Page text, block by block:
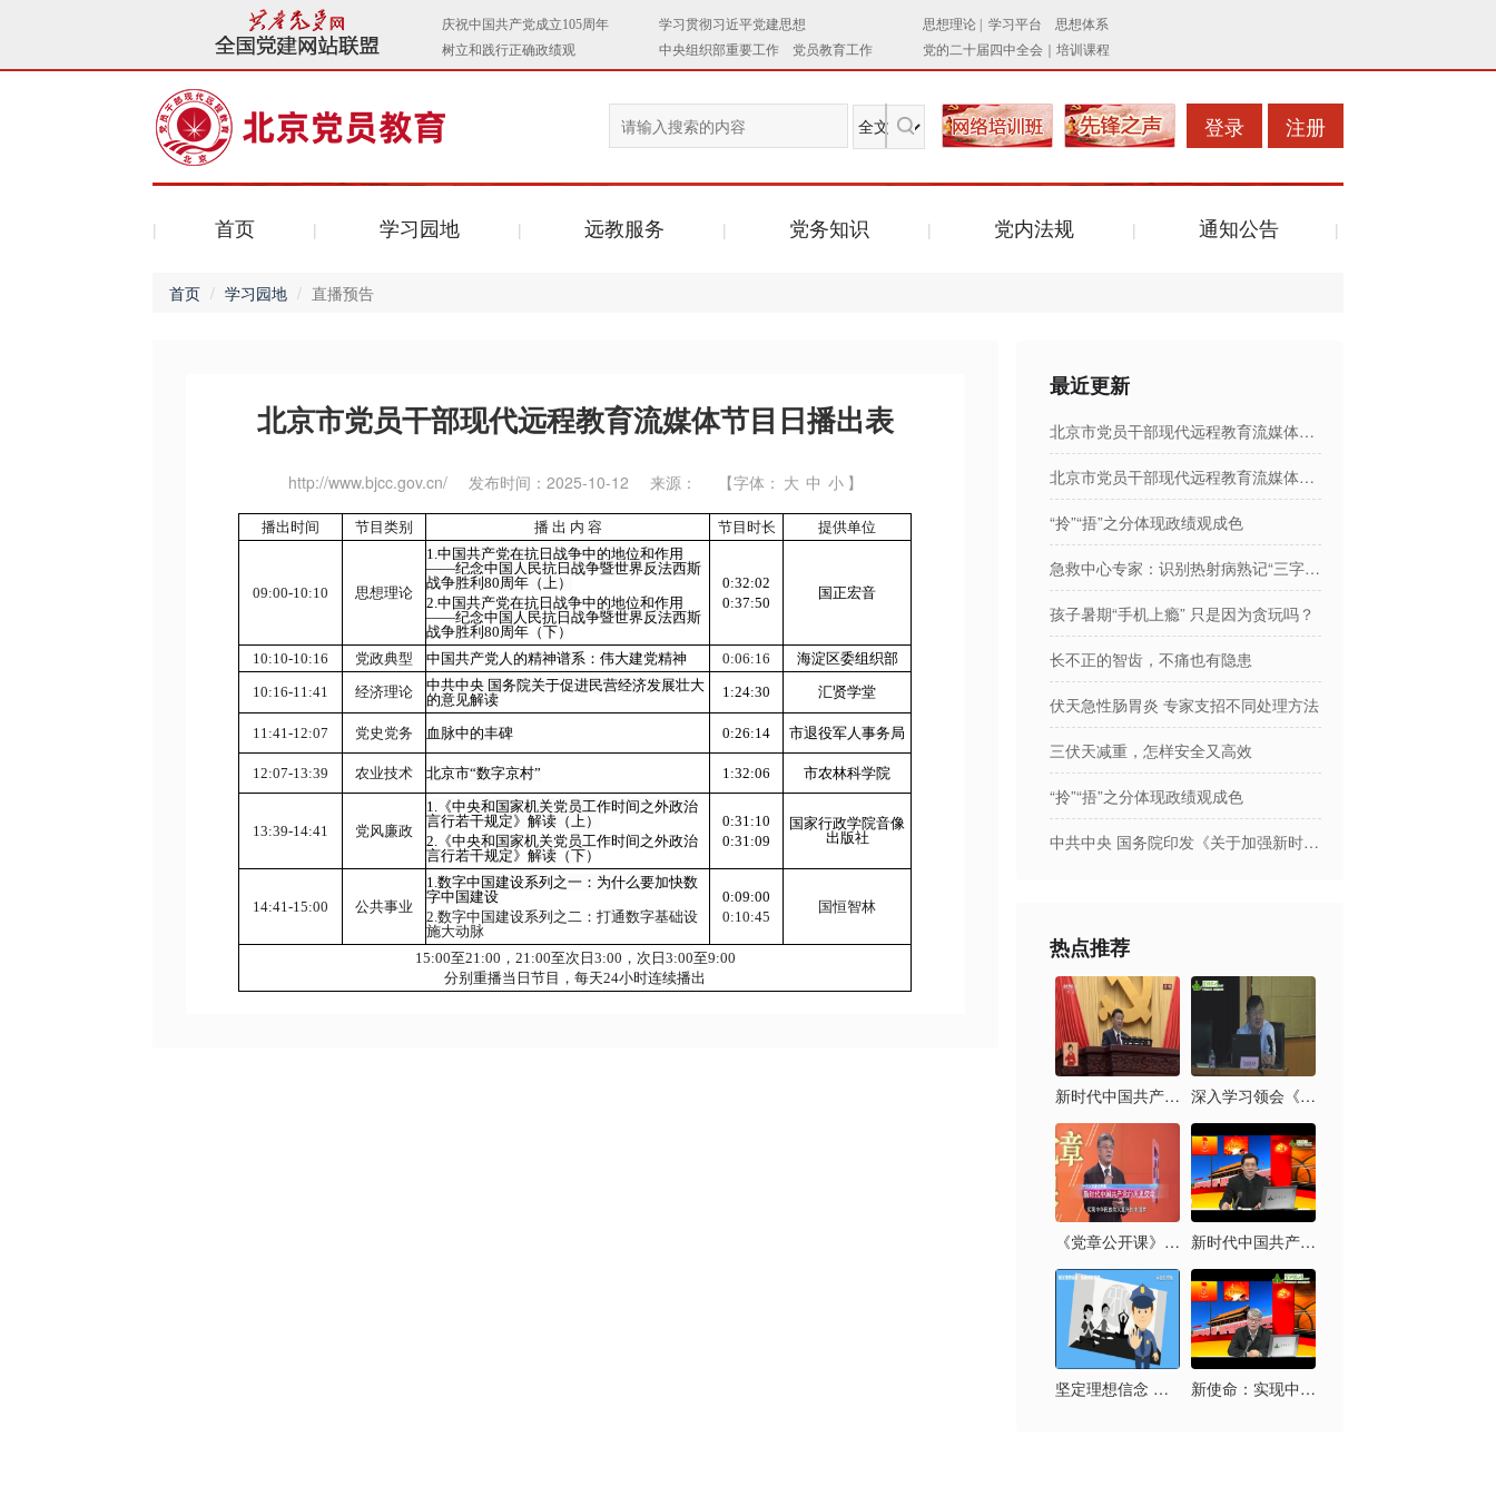
登录 注册
首页 学习园地 远教服务 党务知识 党内法规 通知公告
首页 学习园地 直播预告
北京市党员干部现代远程教育流媒体节目日播出表
http://www.bjcc.gov.cn/ 发布时间：2025-10-12 来源： 【字体： 大 中 小 】
播出时间 节目类别 播 出 内 容 节目时长 提供单位
09:00-10:10 思想理论
1.中国共产党在抗日战争中的地位和作用
——纪念中国人民抗日战争暨世界反法西斯
战争胜利80周年（上）
2.中国共产党在抗日战争中的地位和作用
——纪念中国人民抗日战争暨世界反法西斯
战争胜利80周年（下）
0:32:02
0:37:50
国正宏音
10:10-10:16 党政典型 中国共产党人的精神谱系：伟大建党精神 0:06:16
海淀区委组织部
10:16-11:41
经济理论
中共中央 国务院关于促进民营经济发展壮大
的意见解读
1:24:30 汇贤学堂
11:41-12:07 党史党务 血脉中的丰碑 0:26:14 市退役军人事务局
12:07-13:39 农业技术 北京市“数字京村” 1:32:06 市农林科学院
13:39-14:41 党风廉政
1. 《中央和国家机关党员工作时间之外政治
言行若干规定》解读（上）
2. 《中央和国家机关党员工作时间之外政治
言行若干规定》解读（下）
0:31:10
0:31:09
国家行政学院音像
出版社
14:41-15:00 公共事业
1.数字中国建设系列之一：为什么要加快数
字中国建设
2.数字中国建设系列之二：打通数字基础设
施大动脉
0:09:00
0:10:45
国恒智林
15:00至21:00 ， 21:00至次日 3:00 ，次日 3:00至9:00
分别重播当日节目，每天24小时连续播出
最近更新
北京市党员干部现代远程教育流媒体节目日播出表
北京市党员干部现代远程教育流媒体节目日播出表
“拎”“捂”之分体现政绩观成色
急救中心专家：识别热射病熟记“三字诀”
孩子暑期“手机上瘾” 只是因为贪玩吗？
长不正的智齿，不痛也有隐患
伏天急性肠胃炎 专家支招不同处理方法
三伏天减重，怎样安全又高效
“拎”“捂”之分体现政绩观成色
中共中央 国务院印发《关于加强新时代社会工作的意见》
热点推荐
新时代中国共产党的历史使命 深入学习领会《习近平新时代中国特色社会主义思想三十讲》
《党章公开课》第六讲：新时代中国共产党的历史使命 新时代中国共产党的历史使命及其实现路径
坚定理想信念 拒绝邪教腐蚀 新使命：实现中华民族伟大复兴